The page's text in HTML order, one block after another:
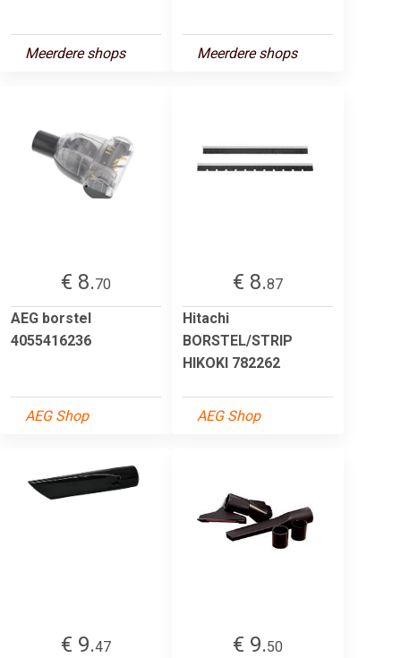
Meerdere shops Meerdere shops
€ 8.70
AEG borstel
4055416236
AEG Shop
€ 8.87
Hitachi
BORSTEL/STRIP
HIKOKI 782262
AEG Shop
€ 9.47
€ 9.50